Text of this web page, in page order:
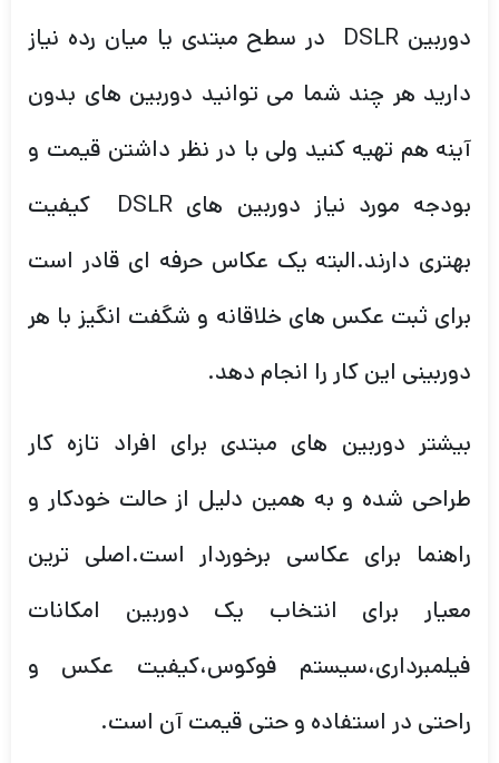
دوربین DSLR در سطح مبتدی یا میان رده نیاز
دارید هر چند شما می توانید دوربین های بدون
آینه هم تهیه کنید ولی با در نظر داشتن قیمت و
بودجه مورد نیاز دوربین های DSLR کیفیت
بهتری دارند.البته یک عکاس حرفه ای قادر است
برای ثبت عکس های خلاقانه و شگفت انگیز با هر
دوربینی این کار را انجام دهد.
بیشتر دوربین های مبتدی برای افراد تازه کار
طراحی شده و به همین دلیل از حالت خودکار و
راهنما برای عکاسی برخوردار است.اصلی ترین
معیار برای انتخاب یک دوربین امکانات
فیلمبرداری،سیستم فوکوس،کیفیت عکس و
راحتی در استفاده و حتی قیمت آن است.